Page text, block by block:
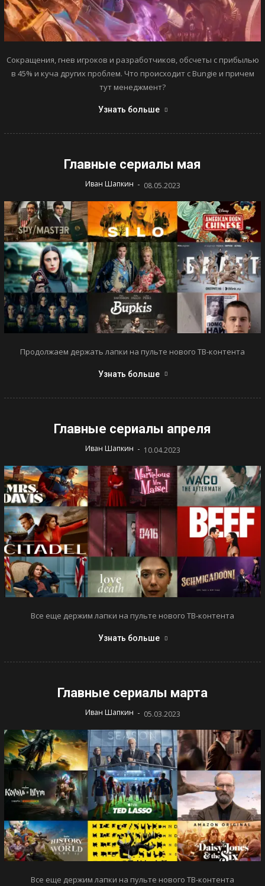
Сокращения, гнев игроков и разработчиков, обсчеты с прибылью
в 45% и куча других проблем. Что происходит с Bungie и причем
тут менеджмент?
Узнать больше
Главные сериалы мая
Иван Шапкин - 08.05.2023
Продолжаем держать лапки на пульте нового ТВ-контента
Узнать больше
Главные сериалы апреля
Иван Шапкин - 10.04.2023
Все еще держим лапки на пульте нового ТВ-контента
Узнать больше
Главные сериалы марта
Иван Шапкин - 05.03.2023
Все еще держим лапки на пульте нового ТВ-контента